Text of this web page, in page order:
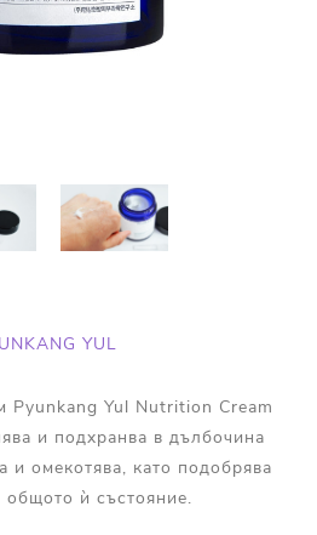
YUL
Pyunkang Yul Nutrition Cream
и подхранва в дълбочина
и омекотява, като подобрява
общото ѝ състояние.